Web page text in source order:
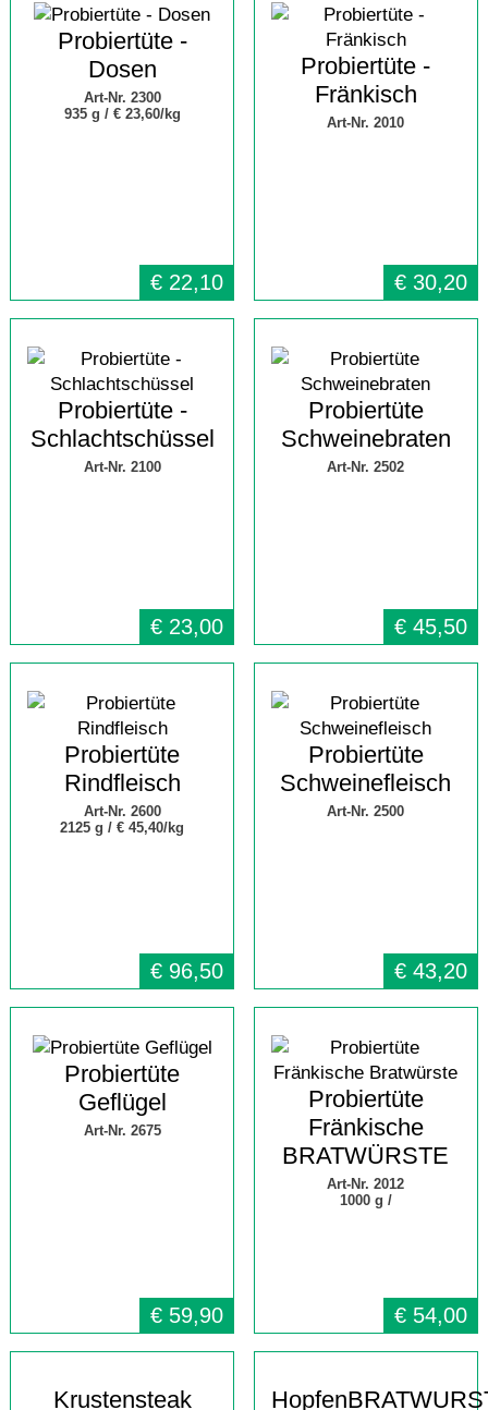
Probiertüte -
Dosen
Art-Nr. 2300
935 g / € 23,60/kg
€ 22,10
Probiertüte -
Fränkisch
Art-Nr. 2010
€ 30,20
Probiertüte -
Schlachtschüssel
Art-Nr. 2100
€ 23,00
Probiertüte
Schweinebraten
Art-Nr. 2502
€ 45,50
Probiertüte
Rindfleisch
Art-Nr. 2600
2125 g / € 45,40/kg
€ 96,50
Probiertüte
Schweinefleisch
Art-Nr. 2500
€ 43,20
Probiertüte
Geflügel
Art-Nr. 2675
€ 59,90
Probiertüte
Fränkische
BRATWÜRSTE
Art-Nr. 2012
1000 g /
€ 54,00
Krustensteak